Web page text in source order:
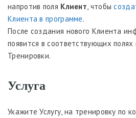
напротив поля Клиент , чтобы
Клиента в программе.
После создания нового Клиента
появится в соответствующих
Тренировки.
Услуга
Укажите Услугу, на тренировку по